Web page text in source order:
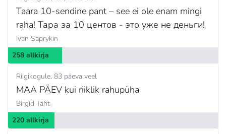
Taara 10-sendine pant – see ei ole enam mingi
raha! Тара за 10 центов - это уже не деньги!
Ivan Saprykin
258 allkirja
Riigikogule 83 päeva veel
MAA PÄEV kui riiklik rahupüha
Birgid Täht
220 allkirja